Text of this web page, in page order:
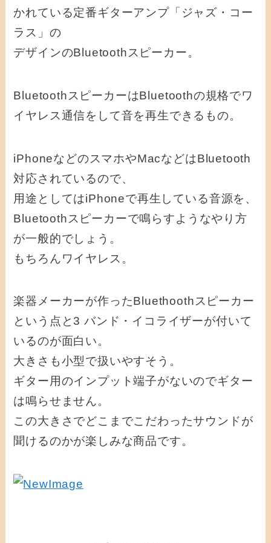
かれている定番ギターアンプ「ジャズ・コー
ラス」の
デザインのBluetoothスピーカー。
BluetoothスピーカーはBluetoothの規格でワ
イヤレス通信をして音を再生できるもの。
iPhoneなどのスマホやMacなどはBluetooth
対応されているので、
用途としてはiPhoneで再生している音源を、
Bluetoothスピーカーで鳴らすようなやり方
が一般的でしょう。
もちろんワイヤレス。
楽器メーカーが作ったBluethoothスピーカー
という点と3 バンド・イコライザーが付いて
いるのが面白い。
大きさも小型で扱いやすそう。
ギター用のインプット端子がないのでギター
は鳴らせません。
この大きさでどこまでこだわったサウンドが
聞けるのかが楽しみな商品です。